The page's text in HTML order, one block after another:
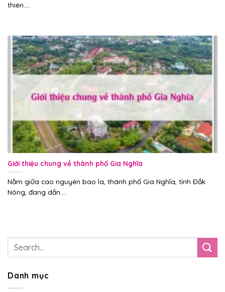
thiên....
Giới thiệu chung về thành phố Gia Nghĩa
Nằm giữa cao nguyên bao la, thành phố Gia Nghĩa, tỉnh Đắk
Nông, đang dần....
Danh mục